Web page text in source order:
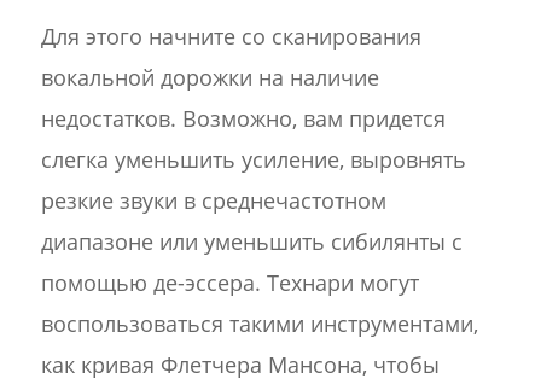
Для этого начните со сканирования
вокальной дорожки на наличие
недостатков. Возможно, вам придется
слегка уменьшить усиление, выровнять
резкие звуки в среднечастотном
диапазоне или уменьшить сибилянты с
помощью де-эссера. Технари могут
воспользоваться такими инструментами,
как кривая Флетчера Мансона, чтобы